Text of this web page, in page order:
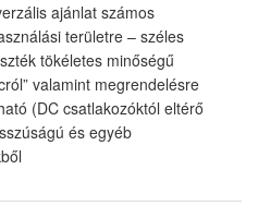
ajánlat számos
területre – széles
tökéletes minőségű
valamint megrendelésre
(DC csatlakozóktól eltérő
és egyéb